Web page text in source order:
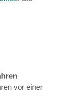
vor einer